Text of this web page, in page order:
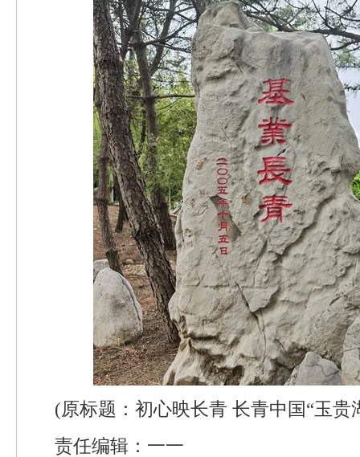
(原标题：初心映长青 长青中国“玉贵
责任编辑：一一